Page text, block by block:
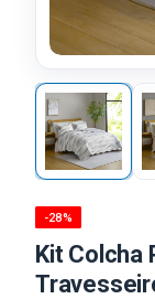
-28%
Kit Colcha